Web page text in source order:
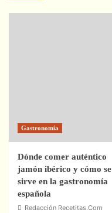
Gastronomía
Dónde comer auténtico
jamón ibérico y cómo se
sirve en la gastronomía
española
Redacción Recetitas.Com